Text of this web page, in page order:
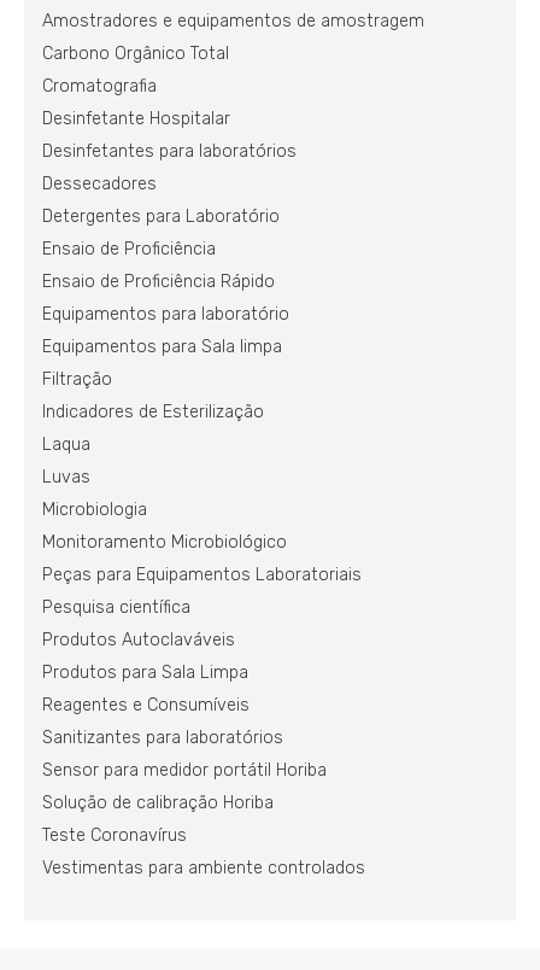
Amostradores e equipamentos de amostragem
Carbono Orgânico Total
Cromatografia
Desinfetante Hospitalar
Desinfetantes para laboratórios
Dessecadores
Detergentes para Laboratório
Ensaio de Proficiência
Ensaio de Proficiência Rápido
Equipamentos para laboratório
Equipamentos para Sala limpa
Filtração
Indicadores de Esterilização
Laqua
Luvas
Microbiologia
Monitoramento Microbiológico
Peças para Equipamentos Laboratoriais
Pesquisa científica
Produtos Autoclaváveis
Produtos para Sala Limpa
Reagentes e Consumíveis
Sanitizantes para laboratórios
Sensor para medidor portátil Horiba
Solução de calibração Horiba
Teste Coronavírus
Vestimentas para ambiente controlados